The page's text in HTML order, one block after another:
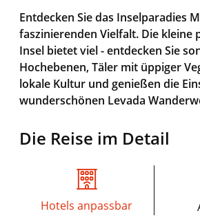
Entdecken Sie das Inselparadies
faszinierenden Vielfalt. Die kleine
Insel bietet viel - entdecken Sie
Hochebenen, Täler mit üppiger
lokale Kultur und genießen die
wunderschönen Levada
Die Reise im Detail
Hotels anpassbar